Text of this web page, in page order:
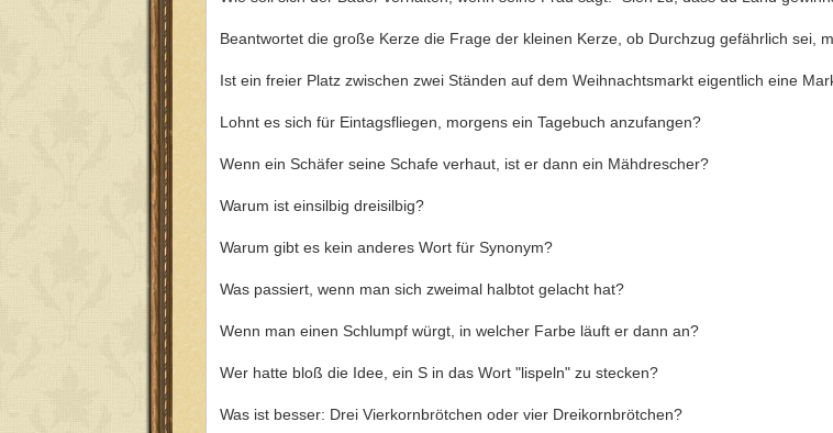
Beantwortet die große Kerze die Frage der kleinen Kerze, ob Durchzug gefährlich sei,
Ist ein freier Platz zwischen zwei Ständen auf dem Weihnachtsmarkt eigentlich eine
Lohnt es sich für Eintagsfliegen, morgens ein Tagebuch anzufangen?
Wenn ein Schäfer seine Schafe verhaut, ist er dann ein Mähdrescher?
Warum ist einsilbig dreisilbig?
Warum gibt es kein anderes Wort für Synonym?
Was passiert, wenn man sich zweimal halbtot gelacht hat?
Wenn man einen Schlumpf würgt, in welcher Farbe läuft er dann an?
Wer hatte bloß die Idee, ein S in das Wort "lispeln" zu stecken?
Was ist besser: Drei Vierkornbrötchen oder vier Dreikornbrötchen?